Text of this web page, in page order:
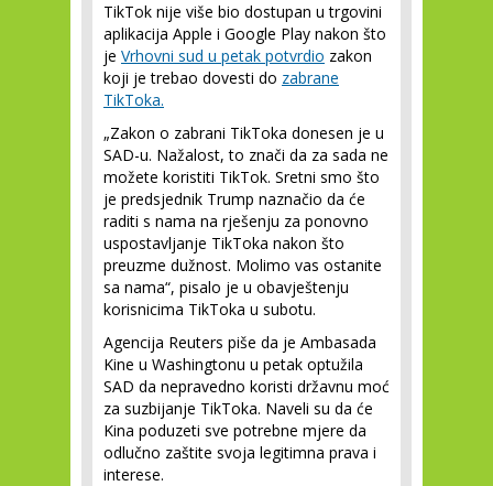
TikTok nije više bio dostupan u trgovini
aplikacija Apple i Google Play nakon što
je Vrhovni sud u petak potvrdio zakon
koji je trebao dovesti do zabrane
TikToka.
„Zakon o zabrani TikToka donesen je u
SAD-u. Nažalost, to znači da za sada ne
možete koristiti TikTok. Sretni smo što
je predsjednik Trump naznačio da će
raditi s nama na rješenju za ponovno
uspostavljanje TikToka nakon što
preuzme dužnost. Molimo vas ostanite
sa nama“, pisalo je u obavještenju
korisnicima TikToka u subotu.
Agencija Reuters piše da je Ambasada
Kine u Washingtonu u petak optužila
SAD da nepravedno koristi državnu moć
za suzbijanje TikToka. Naveli su da će
Kina poduzeti sve potrebne mjere da
odlučno zaštite svoja legitimna prava i
interese.